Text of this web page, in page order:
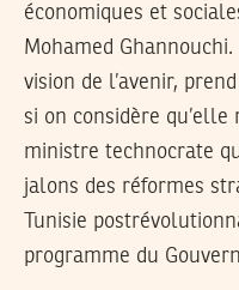
économiques et
Mohamed
vision de l’avenir,
si on considère qu’elle
ministre technocrate
jalons des réformes
Tunisie
programme du